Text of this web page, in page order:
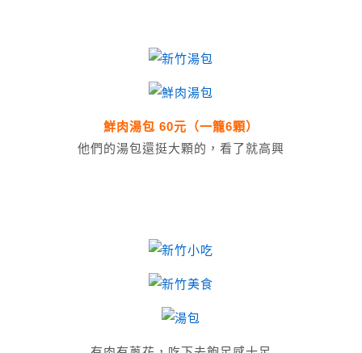
鮮肉湯包 60元（一籠6顆）
他們的湯包還挺大顆的，看了就高興